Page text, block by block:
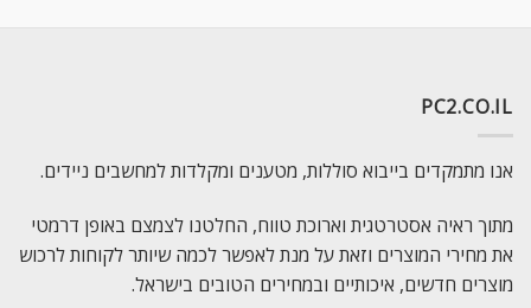
PC2.CO.IL
אנו מתמקדים בייבוא סוללות, מטענים ומקלדות למחשבים ניידים.
מתוך ראיה אסטרטגית וארוכת טווח, החלטנו לצמצם באופן דרמטי
את מחירי המוצרים וזאת על מנת לאפשר לכמה שיותר לקוחות לרכוש
מוצרים חדשים, איכותיים ובמחירים הטובים בישראל.